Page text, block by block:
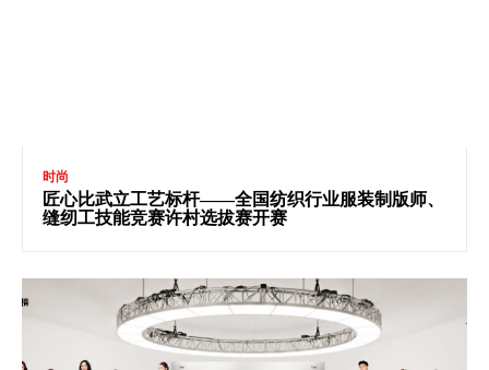
时尚
匠心比武立工艺标杆——全国纺织行业服装制版师、
缝纫工技能竞赛许村选拔赛开赛